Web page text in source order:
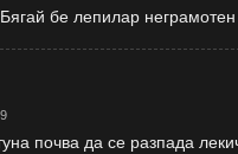
Бягай бе лепилар неграмотен
почва да се разпада